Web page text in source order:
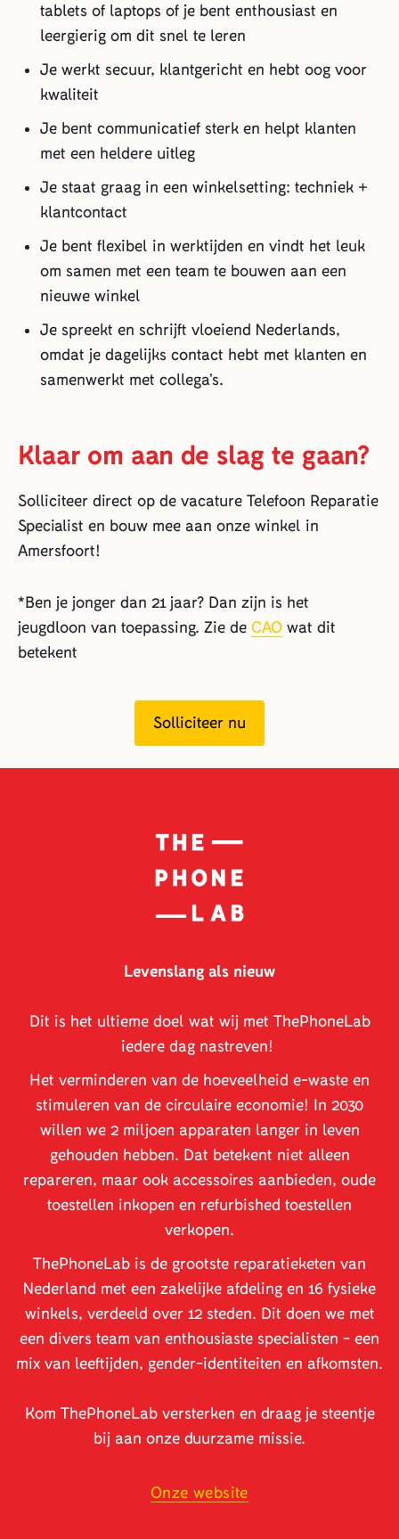
tablets of laptops of je bent enthousiast en
leergierig om dit snel te leren
Je werkt secuur, klantgericht en hebt oog voor
kwaliteit
Je bent communicatief sterk en helpt klanten
met een heldere uitleg
Je staat graag in een winkelsetting: techniek +
klantcontact
Je bent flexibel in werktijden en vindt het leuk
om samen met een team te bouwen aan een
nieuwe winkel
Je spreekt en schrijft vloeiend Nederlands,
omdat je dagelijks contact hebt met klanten en
samenwerkt met collega’s.
Klaar om aan de slag te gaan?
Solliciteer direct op de vacature Telefoon Reparatie
Specialist en bouw mee aan onze winkel in
Amersfoort!
*Ben je jonger dan 21 jaar? Dan zijn is het
jeugdloon van toepassing. Zie de CAO wat dit
betekent
Solliciteer nu
Levenslang als nieuw
Dit is het ultieme doel wat wij met ThePhoneLab
iedere dag nastreven!
Het verminderen van de hoeveelheid e-waste en
stimuleren van de circulaire economie! In 2030
willen we 2 miljoen apparaten langer in leven
gehouden hebben. Dat betekent niet alleen
repareren, maar ook accessoires aanbieden, oude
toestellen inkopen en refurbished toestellen
verkopen.
ThePhoneLab is de grootste reparatieketen van
Nederland met een zakelijke afdeling en 16 fysieke
winkels, verdeeld over 12 steden. Dit doen we met
een divers team van enthousiaste specialisten - een
mix van leeftijden, gender-identiteiten en afkomsten.
Kom ThePhoneLab versterken en draag je steentje
bij aan onze duurzame missie.
Onze website